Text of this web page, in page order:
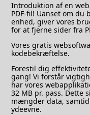
Introduktion af en
PDF-fil! Uanset om
enhed, giver vores
for at fjerne sider fra
Vores gratis
kodebekræftelse.
Forestil dig
gang! Vi forstår
har vores
32 MB pr. pass. Dette
mængder data,
ydeevne.